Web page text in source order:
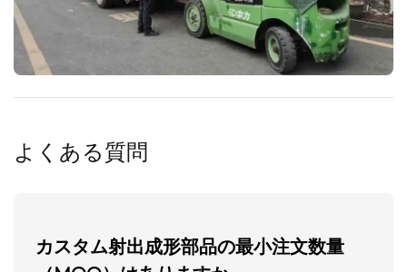
よくある質問
カスタム射出成形部品の最小注文数量